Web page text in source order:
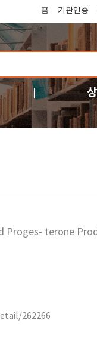
홈 기관인증
Proges- terone
262266